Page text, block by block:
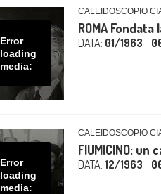
Error
loading
media:
CALEIDOSCOPIO
ROMA Fondata
DATA: 01/1963
Error
loading
media:
CALEIDOSCOPIO
FIUMICINO:
DATA: 12/1963